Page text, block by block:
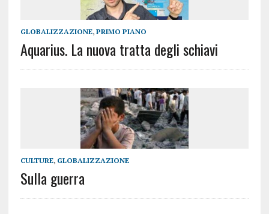
GLOBALIZZAZIONE, PRIMO PIANO
Aquarius. La nuova tratta degli schiavi
CULTURE, GLOBALIZZAZIONE
Sulla guerra